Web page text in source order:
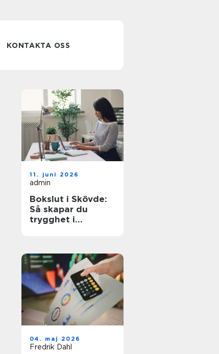
KONTAKTA OSS
11. juni 2026
admin
Bokslut i Skövde:
Så skapar du
trygghet i
04. maj 2026
Fredrik Dahl